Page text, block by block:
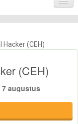
(CEH)
(CEH)
7 augustus